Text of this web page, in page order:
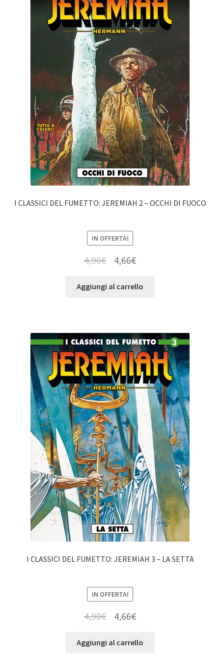
I CLASSICI DEL FUMETTO: JEREMIAH 2 – OCCHI DI FUOCO
IN OFFERTA!
4,90€ 4,66€
Aggiungi al carrello
I CLASSICI DEL FUMETTO: JEREMIAH 3 – LA SETTA
IN OFFERTA!
4,90€ 4,66€
Aggiungi al carrello